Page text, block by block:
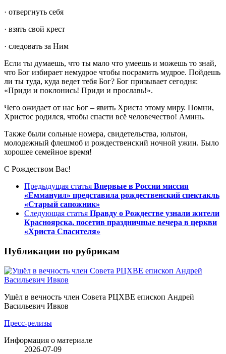
· отвергнуть себя
· взять свой крест
· следовать за Ним
Если ты думаешь, что ты мало что умеешь и можешь то знай,
что Бог избирает немудрое чтобы посрамить мудрое. Пойдешь
ли ты туда, куда ведет тебя Бог? Бог призывает сегодня:
«Приди и поклонись! Приди и прославь!».
Чего ожидает от нас Бог – явить Христа этому миру. Помни,
Христос родился, чтобы спасти всё человечество! Аминь.
Также были сольные номера, свидетельства, юльтон,
молодежный флешмоб и рождественский ночной ужин. Было
хорошее семейное время!
С Рождеством Вас!
Предыдущая статья Впервые в России миссия
«Еммануил» представила рождественский спектакль
«Старый сапожник»
Следующая статья Правду о Рождестве узнали жители
Красноярска, посетив праздничные вечера в церкви
«Христа Спасителя»
Публикации по рубрикам
Ушёл в вечность член Совета РЦХВЕ епископ Андрей
Васильевич Ивков
Пресс-релизы
Информация о материале
2026-07-09